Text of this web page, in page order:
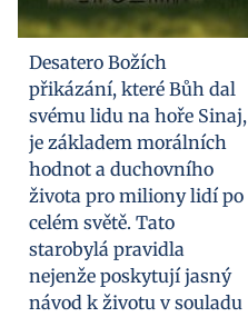
Desatero Božích
přikázání, které Bůh dal
svému lidu na hoře Sinaj,
je základem morálních
hodnot a duchovního
života pro miliony lidí po
celém světě. Tato
starobylá pravidla
nejenže poskytují jasný
návod k životu v souladu